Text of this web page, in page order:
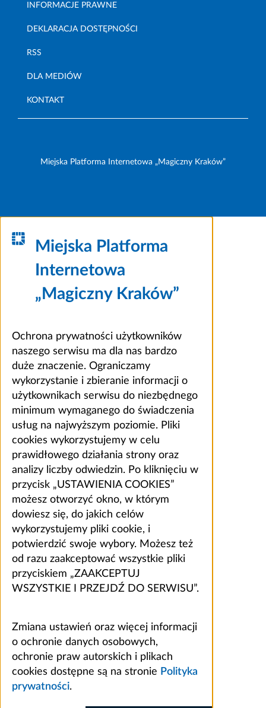
INFORMACJE PRAWNE
DEKLARACJA DOSTĘPNOŚCI
RSS
DLA MEDIÓW
KONTAKT
Miejska Platforma Internetowa „Magiczny Kraków”
Miejska Platforma
Internetowa
„Magiczny Kraków”
Ochrona prywatności użytkowników
naszego serwisu ma dla nas bardzo
duże znaczenie. Ograniczamy
wykorzystanie i zbieranie informacji o
użytkownikach serwisu do niezbędnego
minimum wymaganego do świadczenia
usług na najwyższym poziomie. Pliki
cookies wykorzystujemy w celu
prawidłowego działania strony oraz
analizy liczby odwiedzin. Po kliknięciu w
przycisk „USTAWIENIA COOKIES”
możesz otworzyć okno, w którym
dowiesz się, do jakich celów
wykorzystujemy pliki cookie, i
potwierdzić swoje wybory. Możesz też
od razu zaakceptować wszystkie pliki
przyciskiem „ZAAKCEPTUJ
WSZYSTKIE I PRZEJDŹ DO SERWISU”.
Zmiana ustawień oraz więcej informacji
o ochronie danych osobowych,
ochronie praw autorskich i plikach
cookies dostępne są na stronie Polityka
prywatności.